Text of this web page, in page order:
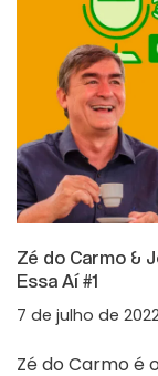
Zé do Carmo
Essa Aí #1
7 de julho de
Zé do Carmo é